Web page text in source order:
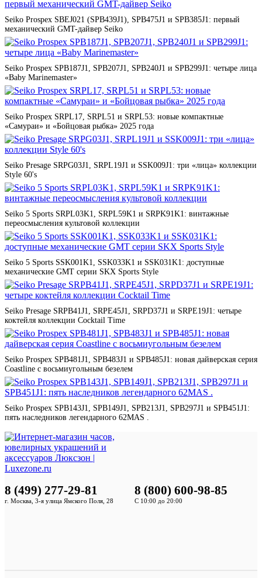
Seiko Prospex SBEJ021 (SPB439J1), SPB475J1 и SPB385J1: первый
механический GMT-дайвер Seiko
Seiko Prospex SPB187J1, SPB207J1, SPB240J1 и SPB299J1: четыре лица
«Baby Marinemaster»
Seiko Prospex SRPL17, SRPL51 и SRPL53: новые компактные
«Самураи» и «Бойцовая рыбка» 2025 года
Seiko Presage SRPG03J1, SRPL19J1 и SSK009J1: три «лица» коллекции
Style 60's
Seiko 5 Sports SRPL03K1, SRPL59K1 и SRPK91K1: винтажные
переосмысления культовой коллекции
Seiko 5 Sports SSK001K1, SSK033K1 и SSK031K1: доступные
механические GMT серии SKX Sports Style
Seiko Presage SRPB41J1, SRPE45J1, SRPD37J1 и SRPE19J1: четыре
коктейля коллекции Cocktail Time
Seiko Prospex SPB481J1, SPB483J1 и SPB485J1: новая дайверская серия
Coastline с восьмиугольным безелем
Seiko Prospex SPB143J1, SPB149J1, SPB213J1, SPB297J1 и SPB451J1:
пять наследников легендарного 62MAS .
8 (499) 277-29-81
г. Москва, 3-я улица Ямского Поля, 28
8 (800) 600-98-85
С 10:00 до 20:00